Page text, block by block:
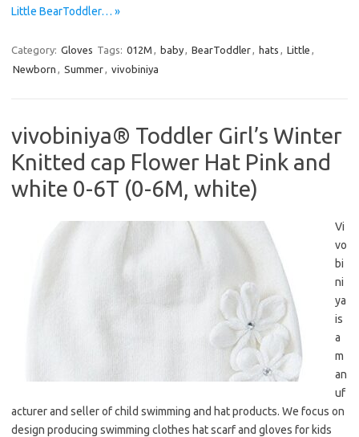
Little BearToddler… »
Category: Gloves Tags: 012M , baby, BearToddler, hats , Little ,
Newborn , Summer, vivobiniya
vivobiniya® Toddler Girl’s Winter
Knitted cap Flower Hat Pink and
white 0-6T (0-6M, white)
Vi
vo
bi
ni
ya
is
a
m
an
uf
acturer and seller of child swimming and hat products. We focus on
design producing swimming clothes hat scarf and gloves for kids